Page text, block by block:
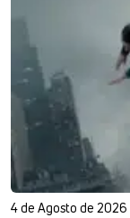
4 de Agosto de 2026